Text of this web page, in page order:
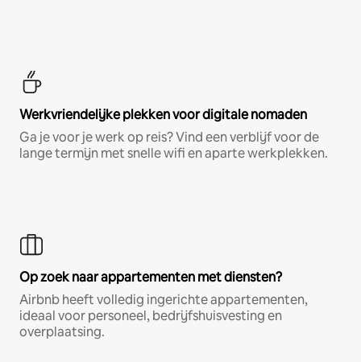
Werkvriendelijke plekken voor digitale nomaden
Ga je voor je werk op reis? Vind een verblijf voor de
lange termijn met snelle wifi en aparte werkplekken.
Op zoek naar appartementen met diensten?
Airbnb heeft volledig ingerichte appartementen,
ideaal voor personeel, bedrijfshuisvesting en
overplaatsing.